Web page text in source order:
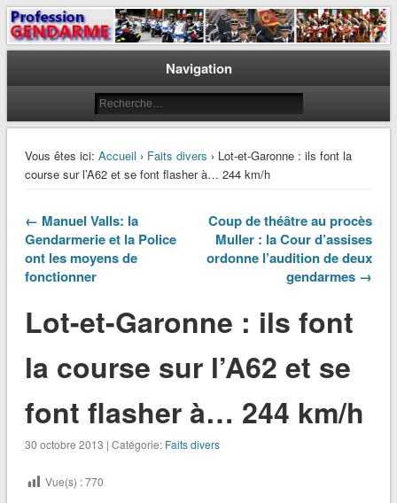
Profession Gendarme
Le journal des gendarmes
Navigation
Vous êtes ici: Accueil › Faits divers › Lot-et-Garonne : ils font la
course sur l’A62 et se font flasher à… 244 km/h
← Manuel Valls: la
Gendarmerie et la Police
ont les moyens de
fonctionner
Coup de théâtre au procès
Muller : la Cour d’assises
ordonne l’audition de deux
gendarmes →
Lot-et-Garonne : ils font
la course sur l’A62 et se
font flasher à… 244 km/h
30 octobre 2013 | Catégorie: Faits divers
Vue(s) :770